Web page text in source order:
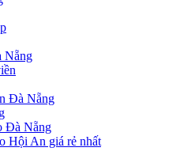
Nẵng
Đà Nẵng
Đà Nẵng
Hội An giá rẻ nhất